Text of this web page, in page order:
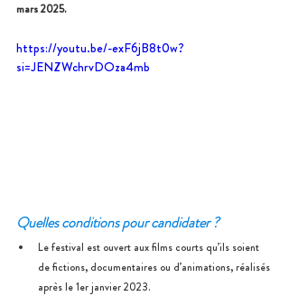
mars 2025.
https://youtu.be/-exF6jB8t0w?
si=JENZWchrvDOza4mb
Quelles conditions pour candidater ?
Le festival est ouvert aux films courts qu’ils soient
de fictions, documentaires ou d’animations, réalisés
après le 1er janvier 2023.